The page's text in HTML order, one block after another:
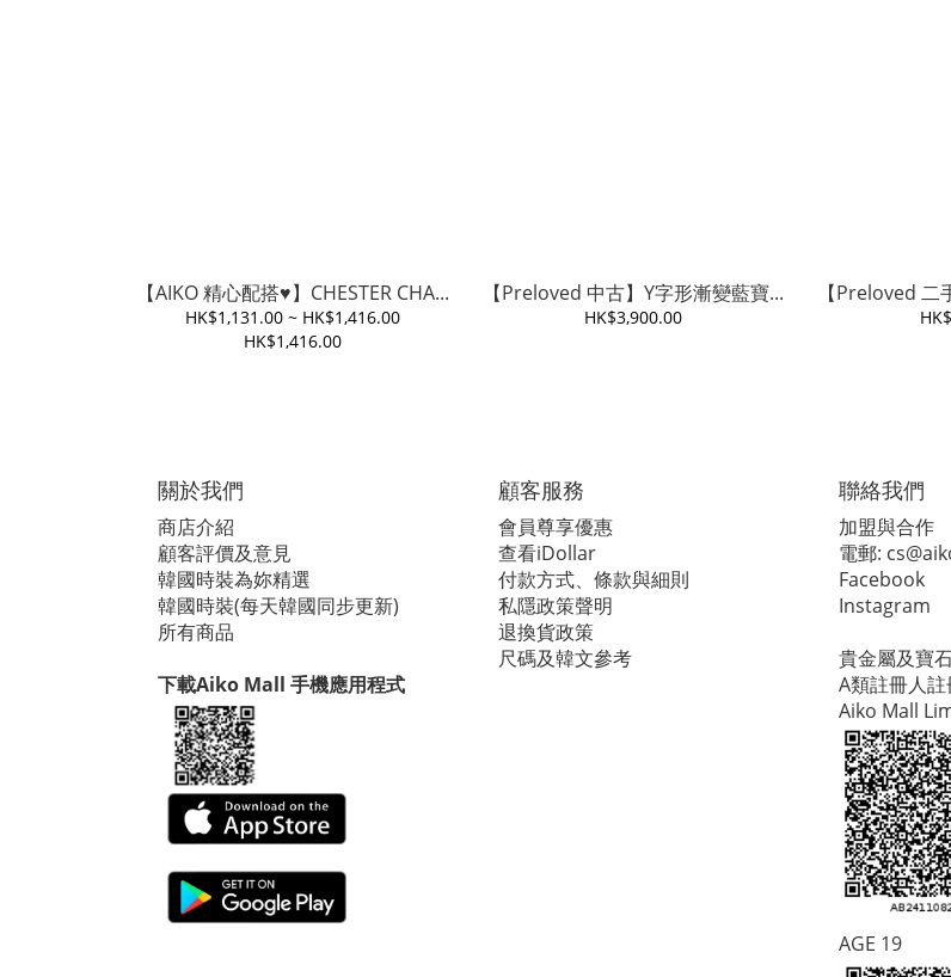
【AIKO 精心配搭♥️】CHESTER CHA...
HK$1,131.00 ~ HK$1,416.00
HK$1,416.00
【Preloved 中古】Y字形漸變藍寶...
HK$3,900.00
【Preloved 二
關於我們
商店介紹
顧客評價及意見
韓國時裝為妳精選
韓國時裝(每天韓國同步更新)
所有商品
下載Aiko Mall 手機應用程式
顧客服務
會員尊享優惠
查看iDollar
付款方式、條款與細則
私隱政策聲明
退換貨政策
尺碼及韓文參考
聯絡我們
加盟與合作
電郵:
Facebook
Instagram
貴金屬及寶
A類註冊人
Aiko Mall
AGE 19